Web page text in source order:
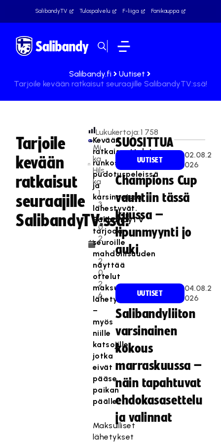
SalibandyTV Tulospalvelu F-liiga Fanikauppa
Salibandy.fi
Uutiset
Tarjoile kevään ratkaisut seuraajille SalibandyTV:ssä!
Tarjoile
kevään
ratkaisut
seuraajille
SalibandyTV:ssä!
Mi
ka
Hils
ka
1
3
.
0
2
.
2
0
2
6
Lukukertoja:1 758
Kevään
ratkaisuottelut
runkosarjoissa,
pudotuspeleissä
ja
karsinnoissa
lähestyvät.
SalibandyTV
tarjoaa
seuroille
mahdollisuuden
näyttää
ottelut
maksullisina
lähetyksinä
–
myös
niille
katsojille,
jotka
eivät
pääse
paikan
päälle.
Maksulliset
lähetykset
SUOSITTUA
UUTISET
02.08.2
026
Champions Cup
vauhtiin tässä
kuussa –
lipunmyynti jo
auki
UUTISET
04.08.2
026
Salibandyliiton
varsinainen
kokous
marraskuussa –
näin tapahtuvat
ehdokasasettelu
ja valinnat